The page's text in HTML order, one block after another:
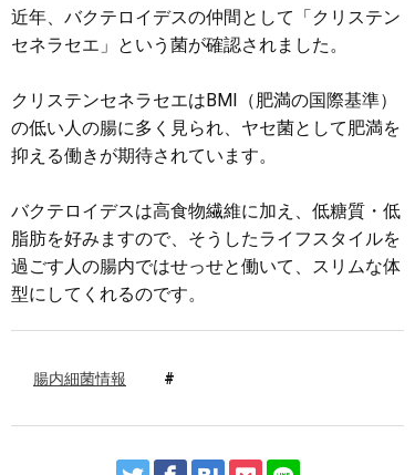
近年、バクテロイデスの仲間として「クリステン
セネラセエ」という菌が確認されました。
クリステンセネラセエはBMI（肥満の国際基準）
の低い人の腸に多く見られ、ヤセ菌として肥満を
抑える働きが期待されています。
バクテロイデスは高食物繊維に加え、低糖質・低
脂肪を好みますので、そうしたライフスタイルを
過ごす人の腸内ではせっせと働いて、スリムな体
型にしてくれるのです。
腸内細菌情報